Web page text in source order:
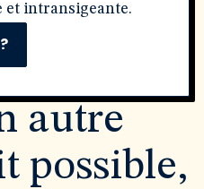
et intransigeante.
autre
possible,